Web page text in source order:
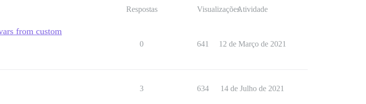
Respostas VisualizaçõesAtividade
from custom
0 641 12 de Março de 2021
3 634 14 de Julho de 2021